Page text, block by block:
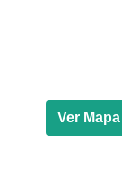
Ver Mapa